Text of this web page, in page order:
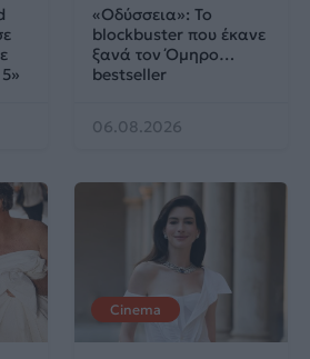
«Οδύσσεια»: Το
blockbuster που έκανε
ξανά τον Όμηρο…
bestseller
06.08.2026
Cinema